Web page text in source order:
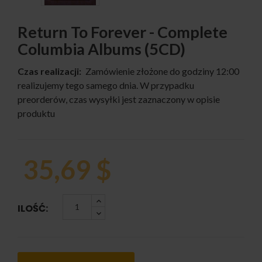
Return To Forever - Complete
Columbia Albums (5CD)
Czas realizacji: Zamówienie złożone do godziny 12:00
realizujemy tego samego dnia. W przypadku
preorderów, czas wysyłki jest zaznaczony w opisie
produktu
35,69 $
ILOŚĆ: